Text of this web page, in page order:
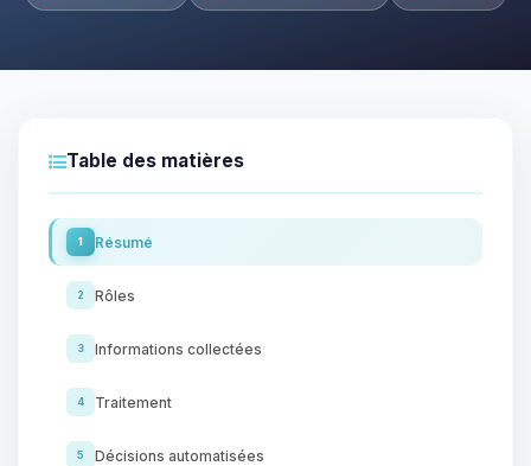
Table des matières
1 Résumé
2 Rôles
3 Informations collectées
4 Traitement
5 Décisions automatisées